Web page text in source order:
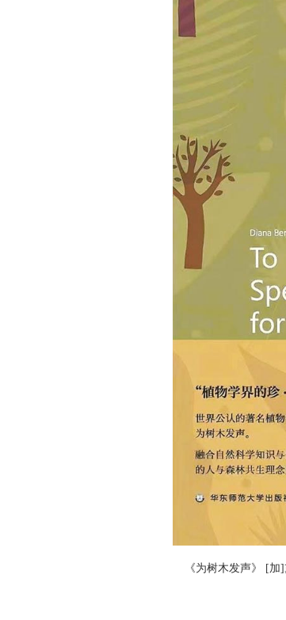
《为树木发声》 [